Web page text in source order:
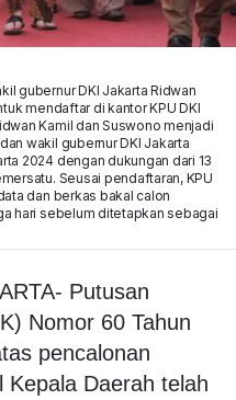
gubernur DKI Jakarta Ridwan
mendaftar di kantor KPU DKI
Kamil dan Suswono menjadi
wakil gubernur DKI Jakarta
2024 dengan dukungan dari 13
Seusai pendaftaran, KPU
dan berkas bakal calon
hari sebelum ditetapkan sebagai
Putusan
Nomor 60 Tahun
pencalonan
Kepala Daerah telah